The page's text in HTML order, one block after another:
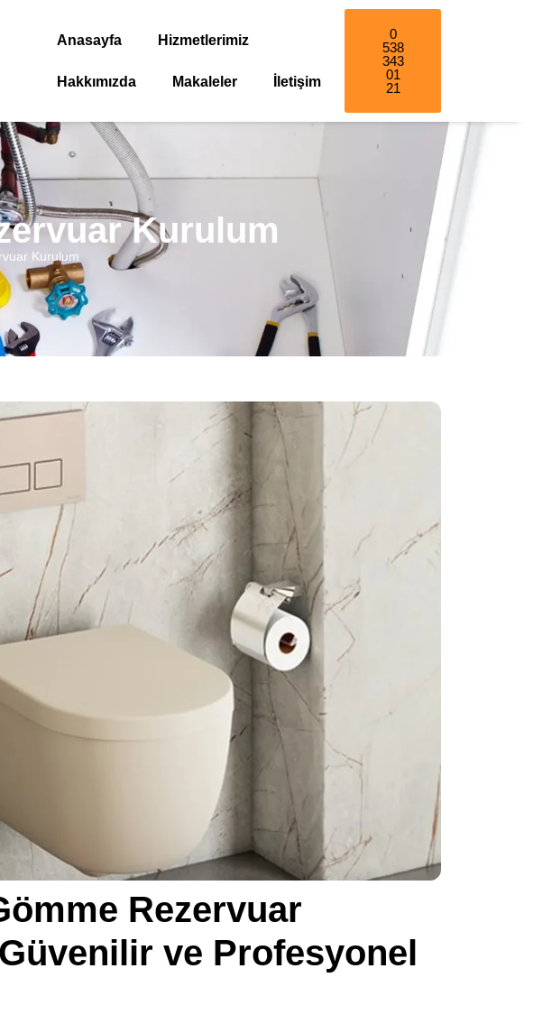
Anasayfa Hizmetlerimiz
Hakkımızda Makaleler İletişim
0
538
343
01
21
Kurulum
Kurulum
Rezervuar
ve Profesyonel